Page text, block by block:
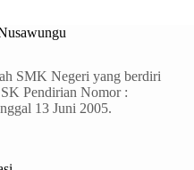
SMK Negeri yang berdiri
Pendirian Nomor :
13 Juni 2005.